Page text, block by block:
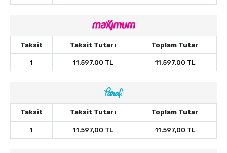
Taksit Taksit Tutarı Toplam Tutar
1 11.597,00 TL 11.597,00 TL
Taksit Taksit Tutarı Toplam Tutar
1 11.597,00 TL 11.597,00 TL